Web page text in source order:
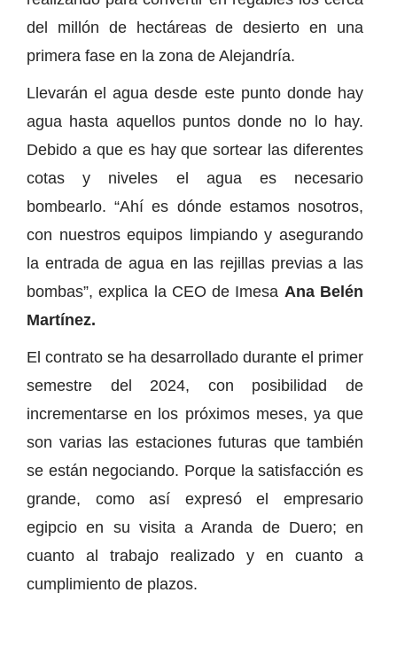
del millón de hectáreas de desierto en una
primera fase en la zona de Alejandría.
Llevarán el agua desde este punto donde hay
agua hasta aquellos puntos donde no lo hay.
Debido a que es hay que sortear las diferentes
cotas y niveles el agua es necesario
bombearlo. “Ahí es dónde estamos nosotros,
con nuestros equipos limpiando y asegurando
la entrada de agua en las rejillas previas a las
bombas”, explica la CEO de Imesa Ana Belén
Martínez.
El contrato se ha desarrollado durante el primer
semestre del 2024, con posibilidad de
incrementarse en los próximos meses, ya que
son varias las estaciones futuras que también
se están negociando. Porque la satisfacción es
grande, como así expresó el empresario
egipcio en su visita a Aranda de Duero; en
cuanto al trabajo realizado y en cuanto a
cumplimiento de plazos.